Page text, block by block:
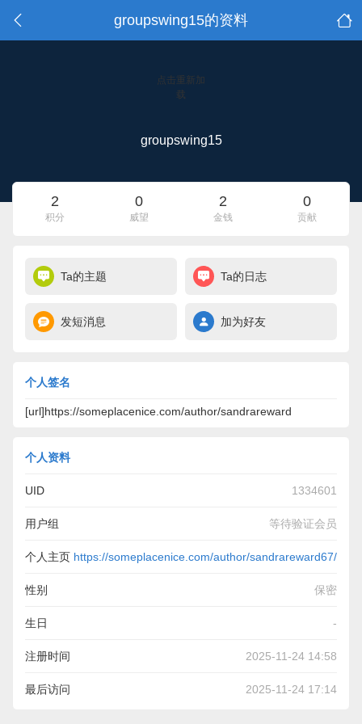
groupswing15的资料
点击重新加
载
groupswing15
2
积分
0
威望
2
金钱
0
贡献
Ta的主题 Ta的日志
发短消息 加为好友
个人签名
[url]https://someplacenice.com/author/sandrareward
个人资料
UID 1334601
用户组 等待验证会员
个人主页 https://someplacenice.com/author/sandrareward67/
性别 保密
生日 -
注册时间 2025-11-24 14:58
最后访问 2025-11-24 17:14